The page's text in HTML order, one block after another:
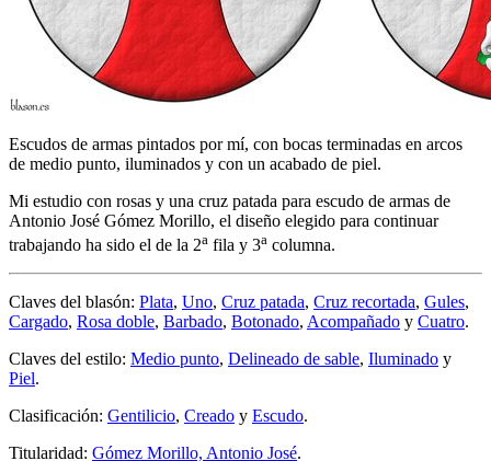
Escudos de armas pintados por mí, con bocas terminadas en arcos
de medio punto, iluminados y con un acabado de piel.
Mi estudio con rosas y una cruz patada para escudo de armas de
Antonio José Gómez Morillo, el diseño elegido para continuar
trabajando ha sido el de la 2a fila y 3a columna.
Claves del blasón: Plata, Uno, Cruz patada, Cruz recortada, Gules,
Cargado, Rosa doble, Barbado, Botonado, Acompañado y Cuatro.
Claves del estilo: Medio punto, Delineado de sable, Iluminado y
Piel.
Clasificación: Gentilicio, Creado y Escudo.
Titularidad: Gómez Morillo, Antonio José.